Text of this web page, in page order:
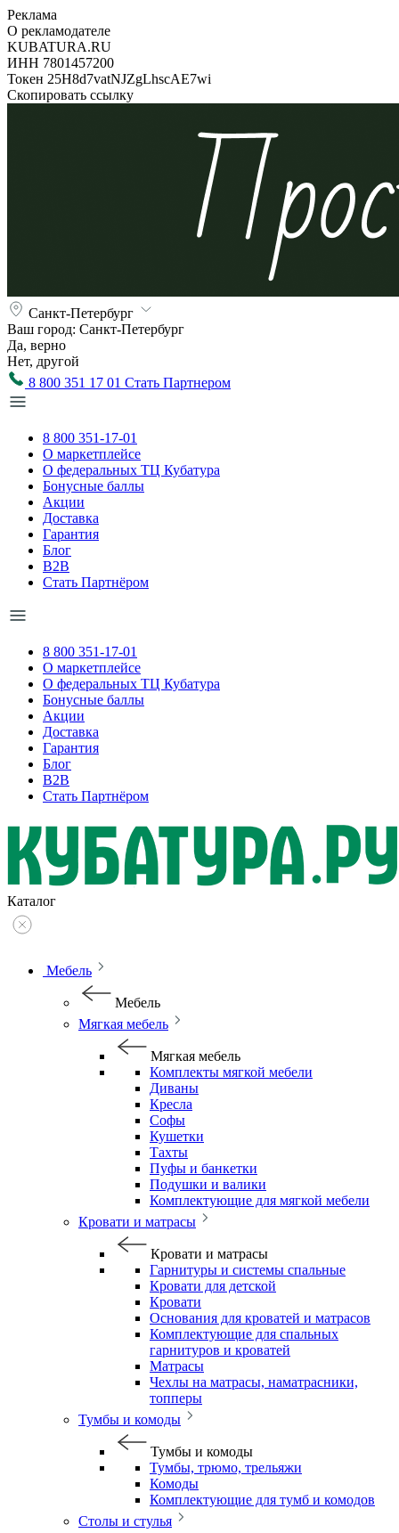
Реклама
О рекламодателе
KUBATURA.RU
ИНН 7801457200
Токен 25H8d7vatNJZgLhscAE7wi
Скопировать ссылку
Санкт-Петербург
Ваш город: Санкт-Петербург
Да, верно
Нет, другой
8 800 351 17 01 Стать Партнером
8 800 351-17-01
О маркетплейсе
О федеральных ТЦ Кубатура
Бонусные баллы
Акции
Доставка
Гарантия
Блог
B2B
Стать Партнёром
8 800 351-17-01
О маркетплейсе
О федеральных ТЦ Кубатура
Бонусные баллы
Акции
Доставка
Гарантия
Блог
B2B
Стать Партнёром
Каталог
Мебель
Мебель
Мягкая мебель
Мягкая мебель
Комплекты мягкой мебели
Диваны
Кресла
Софы
Кушетки
Тахты
Пуфы и банкетки
Подушки и валики
Комплектующие для мягкой мебели
Кровати и матрасы
Кровати и матрасы
Гарнитуры и системы спальные
Кровати для детской
Кровати
Основания для кроватей и матрасов
Комплектующие для спальных
гарнитуров и кроватей
Матрасы
Чехлы на матрасы, наматрасники,
топперы
Тумбы и комоды
Тумбы и комоды
Тумбы, трюмо, трельяжи
Комоды
Комплектующие для тумб и комодов
Столы и стулья